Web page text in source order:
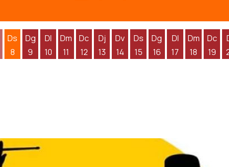
Ds
8
Dg
9
Dl
10
Dm
11
Dc
12
Dj
13
Dv
14
Ds
15
Dg
16
Dl
17
Dm
18
Dc
19